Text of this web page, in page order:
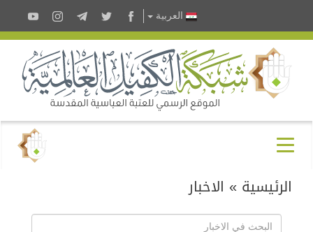
العربية
الرئيسية » الاخبار